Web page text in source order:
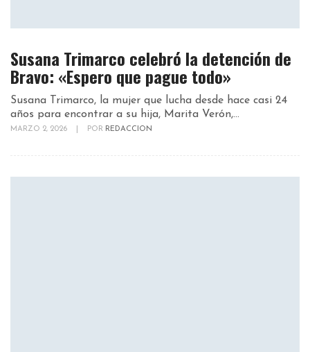
Susana Trimarco celebró la detención de
Bravo: «Espero que pague todo»
Susana Trimarco, la mujer que lucha desde hace casi 24
años para encontrar a su hija, Marita Verón,...
MARZO 2, 2026 POR REDACCION